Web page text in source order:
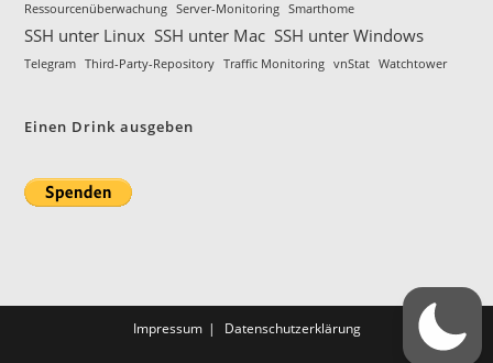
Ressourcenüberwachung Server-Monitoring Smarthome
SSH unter Linux SSH unter Mac SSH unter Windows
Telegram Third-Party-Repository Traffic Monitoring vnStat Watchtower
Einen Drink ausgeben
Impressum Datenschutz­erklärung